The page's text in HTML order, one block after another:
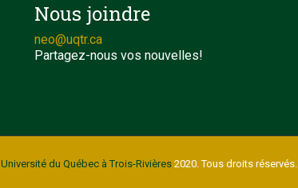
Nous joindre
neo@uqtr.ca
Partagez-nous vos nouvelles!
Université du Québec à Trois-Rivières2020. Tous droits réservés.